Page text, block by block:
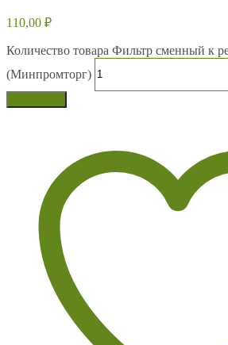
110,00 ₽
Количество товара Фильтр сменный к
(Минпромторг)